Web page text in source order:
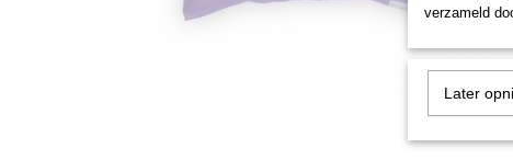
verzameld
Later